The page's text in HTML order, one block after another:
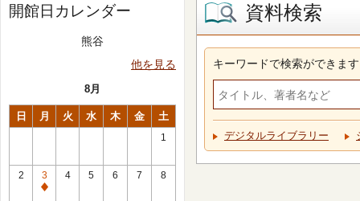
開館日カレンダー
熊谷
他を見る
8月
日 月 火 水 木 金 土
1
2
3
休
4 5 6 7 8
資料検索
キーワードで検索ができます
デジタルライブラリー